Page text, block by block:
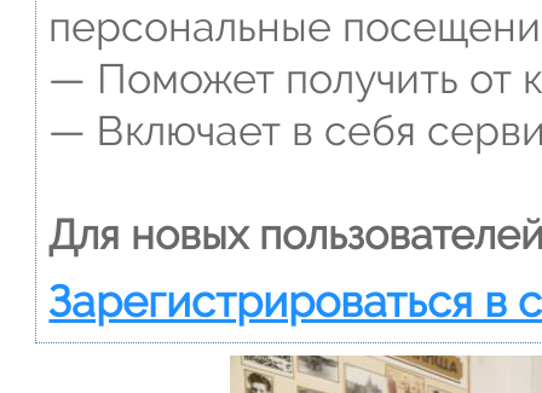
персональные
— Поможет получить от
— Включает в себя
Для новых
Зарегистрироваться в